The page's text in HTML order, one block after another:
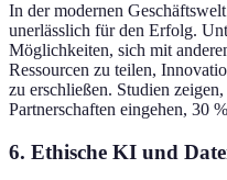
In der modernen
unerlässlich für den Erfolg.
Möglichkeiten, sich mit
Ressourcen zu teilen,
zu erschließen. Studien
Partnerschaften eingehen, 30
6. Ethische KI und